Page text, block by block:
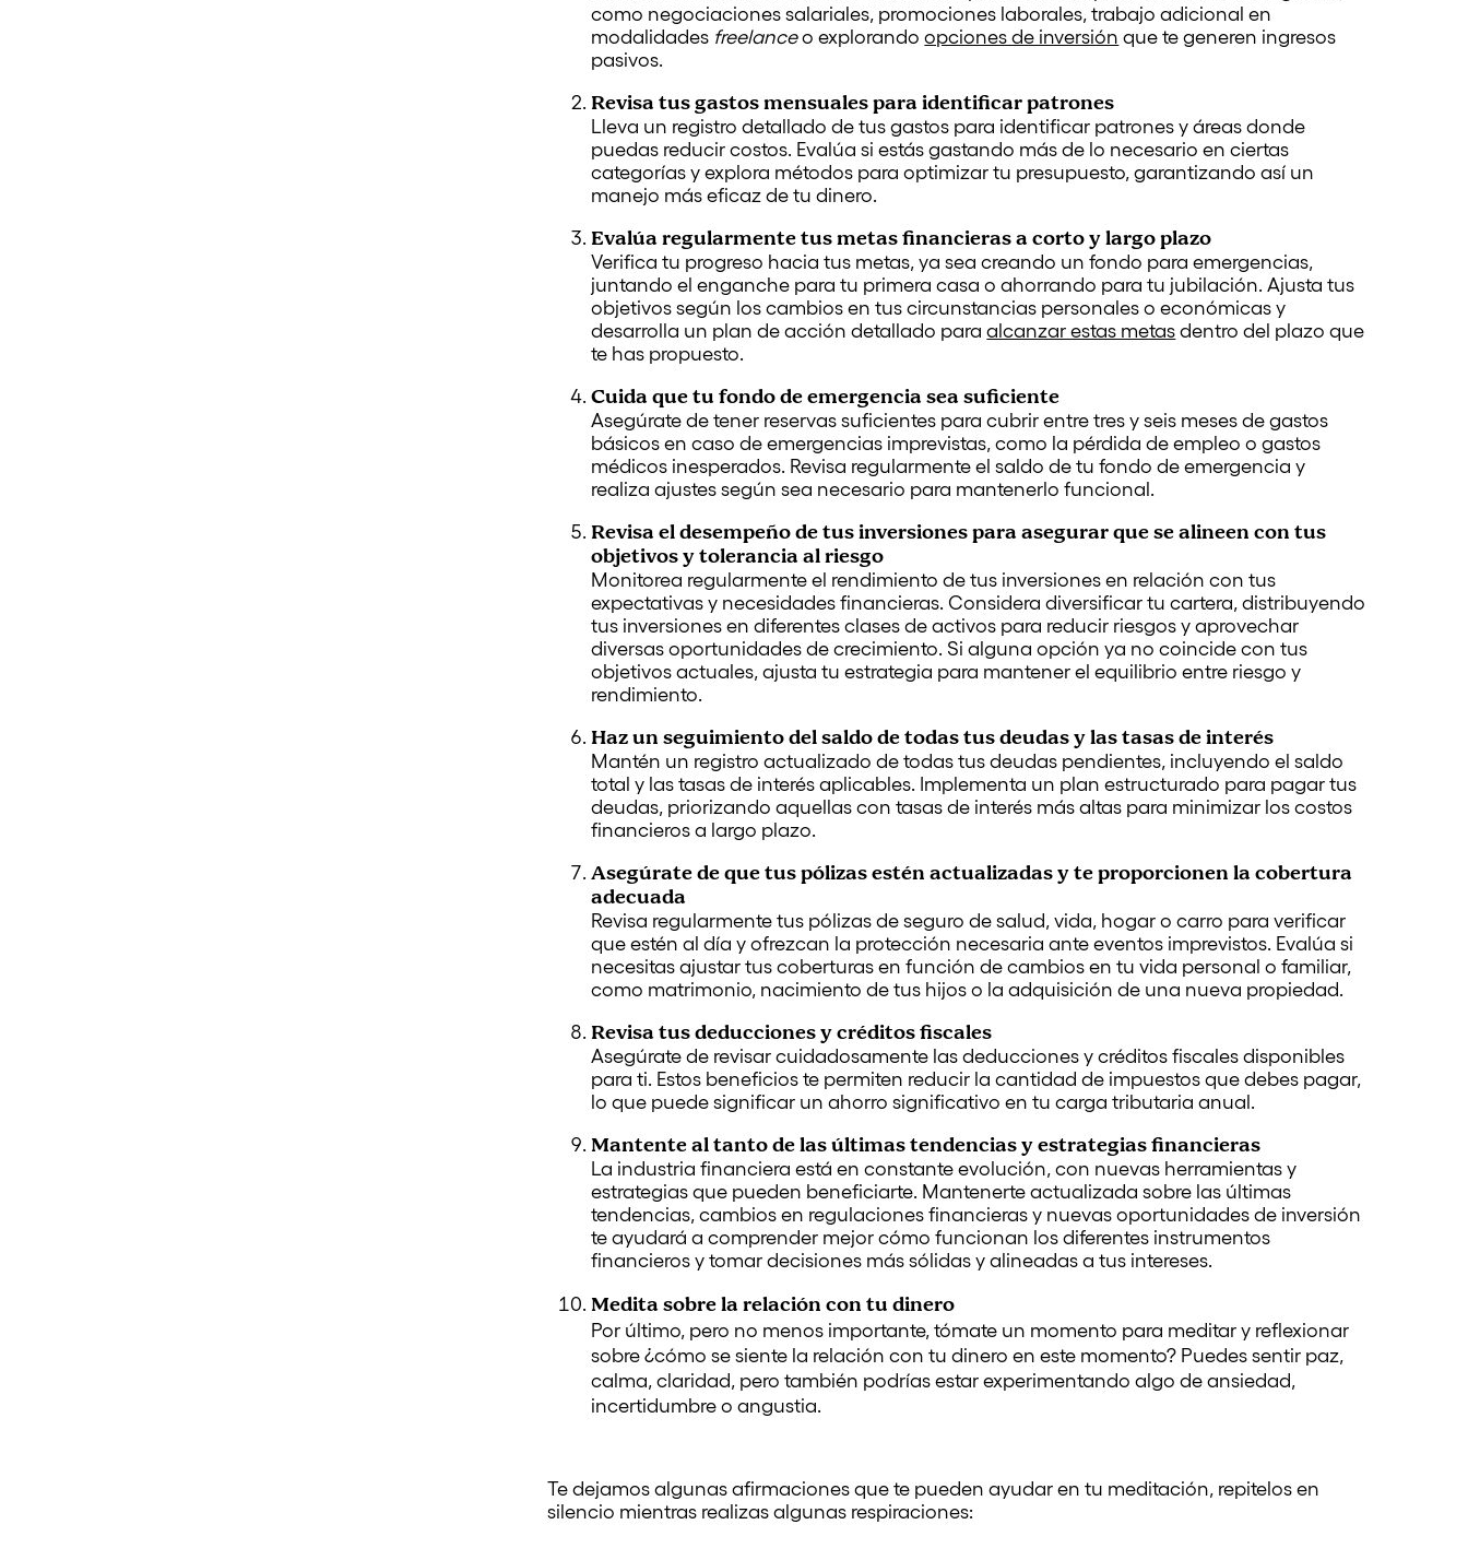
como negociaciones salariales, promociones laborales, trabajo adicional en
modalidades freelanceo explorandoopciones de inversión que te generen ingresos
pasivos.
Revisa tus gastos mensuales para identificar patrones
Lleva un registro detallado de tus gastos para identificar patrones y áreas donde
puedas reducir costos. Evalúa si estás gastando más de lo necesario en ciertas
categorías y explora métodos para optimizar tu presupuesto, garantizando así un
manejo más eficaz de tu dinero.
Evalúa regularmente tus metas financieras a corto y largo plazo
Verifica tu progreso hacia tus metas, ya sea creando un fondo para emergencias,
juntando el enganche para tu primera casa o ahorrando para tu jubilación. Ajusta tus
objetivos según los cambios en tus circunstancias personales o económicas y
desarrolla un plan de acción detallado paraalcanzar estas metas dentro del plazo que
te has propuesto.
Cuida que tu fondo de emergencia sea suficiente
Asegúrate de tener reservas suficientes para cubrir entre tres y seis meses de gastos
básicos en caso de emergencias imprevistas, como la pérdida de empleo o gastos
médicos inesperados. Revisa regularmente el saldo de tu fondo de emergencia y
realiza ajustes según sea necesario para mantenerlo funcional.
Revisa el desempeño de tus inversiones para asegurar que se alineen con tus
objetivos y tolerancia al riesgo
Monitorea regularmente el rendimiento de tus inversiones en relación con tus
expectativas y necesidades financieras. Considera diversificar tu cartera, distribuyendo
tus inversiones en diferentes clases de activos para reducir riesgos y aprovechar
diversas oportunidades de crecimiento. Si alguna opción ya no coincide con tus
objetivos actuales, ajusta tu estrategia para mantener el equilibrio entre riesgo y
rendimiento.
Haz un seguimiento del saldo de todas tus deudas y las tasas de interés
Mantén un registro actualizado de todas tus deudas pendientes, incluyendo el saldo
total y las tasas de interés aplicables. Implementa un plan estructurado para pagar tus
deudas, priorizando aquellas con tasas de interés más altas para minimizar los costos
financieros a largo plazo.
Asegúrate de que tus pólizas estén actualizadas y te proporcionen la cobertura
adecuada
Revisa regularmente tus pólizas de seguro de salud, vida, hogar o carro para verificar
que estén al día y ofrezcan la protección necesaria ante eventos imprevistos. Evalúa si
necesitas ajustar tus coberturas en función de cambios en tu vida personal o familiar,
como matrimonio, nacimiento de tus hijos o la adquisición de una nueva propiedad.
Revisa tus deducciones y créditos fiscales
Asegúrate de revisar cuidadosamente las deducciones y créditos fiscales disponibles
para ti. Estos beneficios te permiten reducir la cantidad de impuestos que debes pagar,
lo que puede significar un ahorro significativo en tu carga tributaria anual.
Mantente al tanto de las últimas tendencias y estrategias financieras
La industria financiera está en constante evolución, con nuevas herramientas y
estrategias que pueden beneficiarte. Mantenerte actualizada sobre las últimas
tendencias, cambios en regulaciones financieras y nuevas oportunidades de inversión
te ayudará a comprender mejor cómo funcionan los diferentes instrumentos
financieros y tomar decisiones más sólidas y alineadas a tus intereses.
Medita sobre la relación con tu dinero
Por último, pero no menos importante, tómate un momento para meditar y reflexionar
sobre ¿cómo se siente la relación con tu dinero en este momento? Puedes sentir paz,
calma, claridad, pero también podrías estar experimentando algo de ansiedad,
incertidumbre o angustia.
Te dejamos algunas afirmaciones que te pueden ayudar en tu meditación, repitelos en
silencio mientras realizas algunas respiraciones: